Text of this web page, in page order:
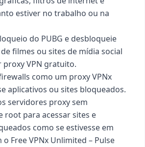
estiver no trabalho ou na
do PUBG e desbloqueie
filmes ou sites de mídia social
proxy VPN gratuito.
como um proxy VPNx
aplicativos ou sites bloqueados.
servidores proxy sem
root para acessar sites e
como se estivesse em
Free VPNx Unlimited – Pulse